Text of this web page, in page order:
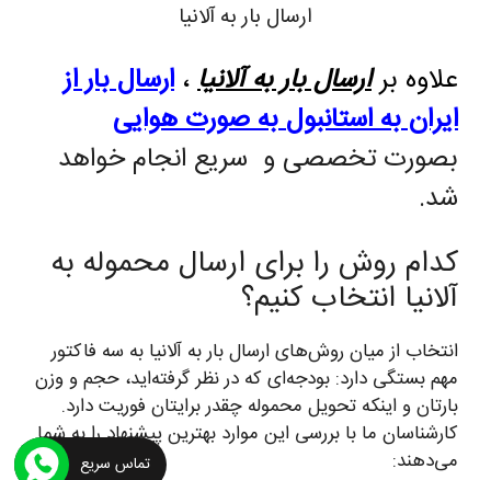
ارسال بار به آلانیا
علاوه برارسال بار به آلانیا، ارسال بار از
ایران به استانبولبه صورت هوایی
بصورت تخصصی و سریع انجام خواهد
شد.
کدام روش را برای ارسال محموله به
آلانیا انتخاب کنیم؟
انتخاب از میان روش‌های ارسال بار به آلانیا به سه فاکتور
مهم بستگی دارد: بودجه‌ای که در نظر گرفته‌اید، حجم و وزن
بارتان و اینکه تحویل محموله چقدر برایتان فوریت دارد.
کارشناسان ما با بررسی این موارد بهترین پیشنهاد را به شما
می‌دهند:
تماس سریع